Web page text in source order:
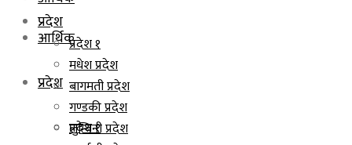
आर्थिक
प्रदेश
प्रदेश १
प्रदेश
प्रदेश १
मधेश प्रदेश
बागमती प्रदेश
गण्डकी प्रदेश
लुम्बिनी प्रदेश